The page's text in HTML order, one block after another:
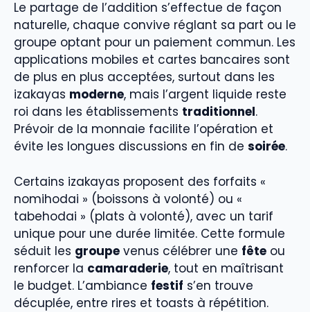
Le partage de l’addition s’effectue de façon
naturelle, chaque convive réglant sa part ou le
groupe optant pour un paiement commun. Les
applications mobiles et cartes bancaires sont
de plus en plus acceptées, surtout dans les
izakayas moderne, mais l’argent liquide reste
roi dans les établissements traditionnel.
Prévoir de la monnaie facilite l’opération et
évite les longues discussions en fin de soirée.
Certains izakayas proposent des forfaits «
nomihodai » (boissons à volonté) ou «
tabehodai » (plats à volonté), avec un tarif
unique pour une durée limitée. Cette formule
séduit les groupe venus célébrer une fête ou
renforcer la camaraderie, tout en maîtrisant
le budget. L’ambiance festif s’en trouve
décuplée, entre rires et toasts à répétition.